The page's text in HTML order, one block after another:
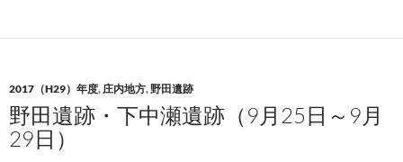
2017（H29）年度,庄内地方,野田遺跡
野田遺跡・下中瀬遺跡（9月25日～9月
29日）